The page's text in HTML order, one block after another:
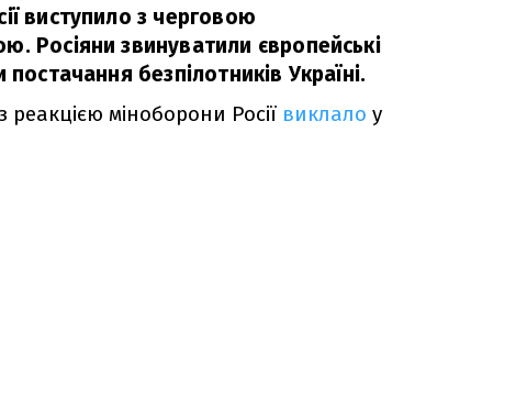
виступило з черговою
Росіяни звинуватили європейські
безпілотників Україні.
реакцією міноборони Росії виклало у